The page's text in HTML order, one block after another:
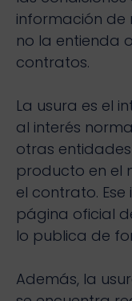
información de
no la entienda
contratos.
La usura es el
al interés
otras
producto en el
el contrato.
página oficial
lo publica de
Además, la